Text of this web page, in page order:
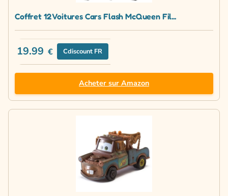
Coffret 12 Voitures Cars Flash McQueen Fil...
19.99 € Cdiscount FR
Acheter sur Amazon